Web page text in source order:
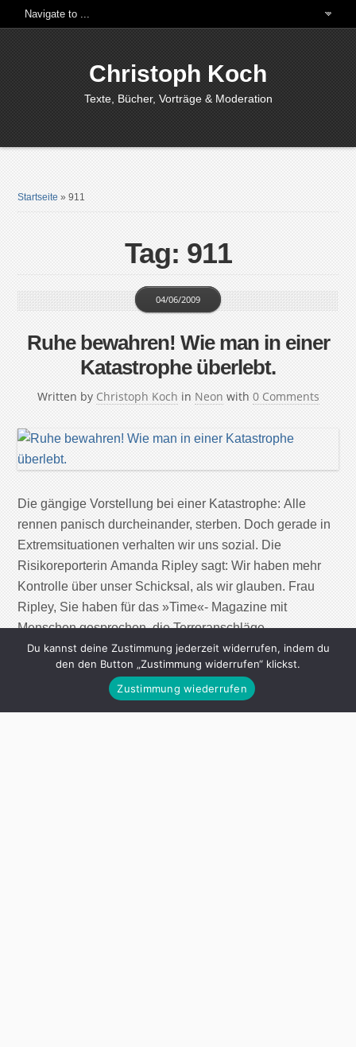
Christoph Koch
Texte, Bücher, Vorträge & Moderation
Startseite »911
Tag: 911
Ruhe bewahren! Wie man in einer
Katastrophe überlebt.
Written by Christoph Koch
04/06/2009
in Neon with 0 Comments
Die gängige Vorstellung bei einer Katastrophe: Alle
rennen panisch durcheinander, sterben. Doch gerade in
Extremsituationen verhalten wir uns sozial. Die
Risikoreporterin Amanda Ripley sagt: Wir haben mehr
Kontrolle über unser Schicksal, als wir glauben. Frau
Ripley, Sie haben für das »Time«- Magazine mit
Menschen gesprochen, die Terroranschläge,
Geiseldramen, Flugzeugabstürze und Naturkatastrophen
überlebt haben. Was war […]
Continue Reading
Du kannst deine Zustimmung jederzeit widerrufen, indem du
den den Button „Zustimmung widerrufen“ klickst.
Zustimmung wiederrufen